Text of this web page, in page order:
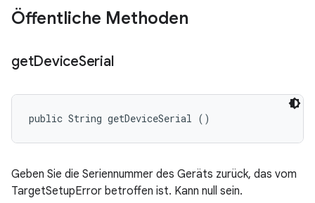
Öffentliche Methoden
getDeviceSerial
public String getDeviceSerial ()
Geben Sie die Seriennummer des Geräts zurück, das vom
TargetSetupError betroffen ist. Kann null sein.